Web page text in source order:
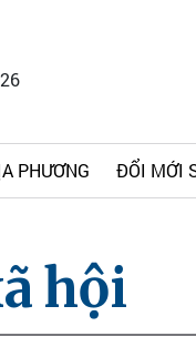
PHƯƠNG ĐỔI MỚI
hội